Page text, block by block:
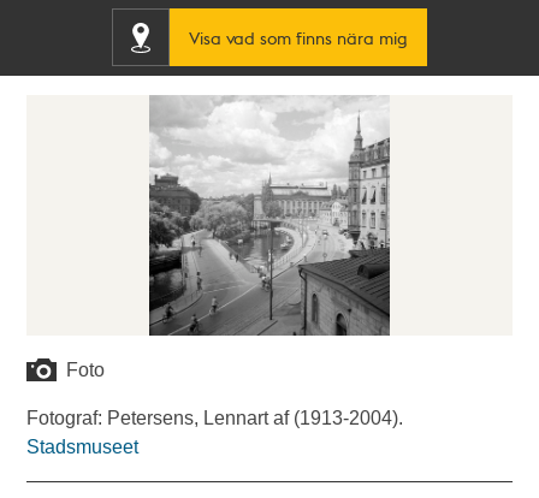
Visa vad som finns nära mig
Foto
Fotograf: Petersens, Lennart af (1913-2004).
Stadsmuseet